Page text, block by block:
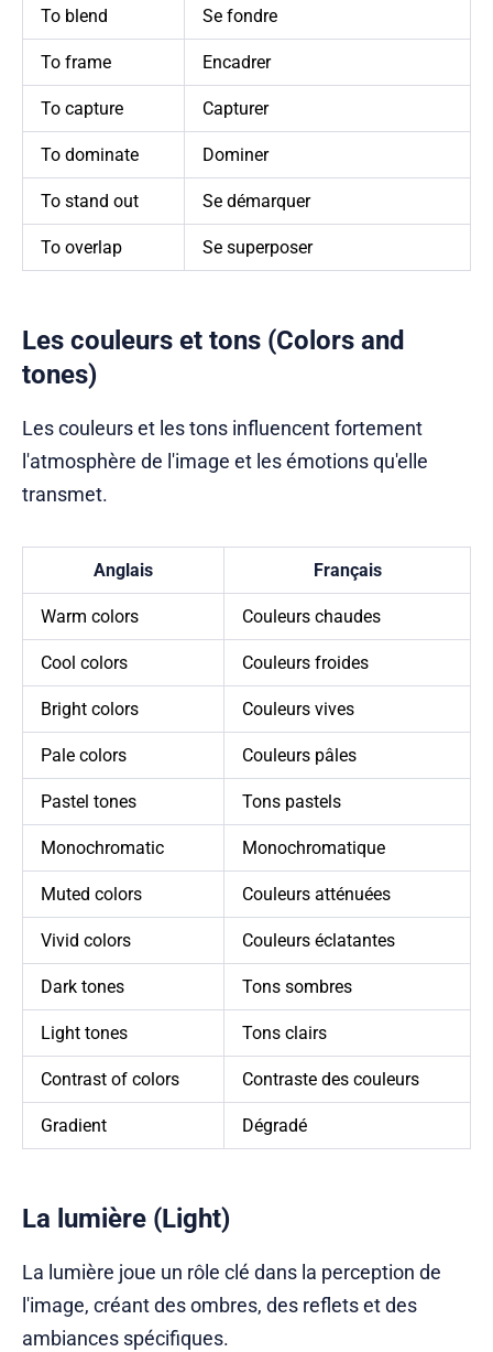
To blend Se fondre
To frame Encadrer
To capture Capturer
To dominate Dominer
To stand out Se démarquer
To overlap Se superposer
Les couleurs et tons (Colors and
tones)
Les couleurs et les tons influencent fortement
l'atmosphère de l'image et les émotions qu'elle
transmet.
Anglais Français
Warm colors Couleurs chaudes
Cool colors Couleurs froides
Bright colors Couleurs vives
Pale colors Couleurs pâles
Pastel tones Tons pastels
Monochromatic Monochromatique
Muted colors Couleurs atténuées
Vivid colors Couleurs éclatantes
Dark tones Tons sombres
Light tones Tons clairs
Contrast of colors Contraste des couleurs
Gradient Dégradé
La lumière (Light)
La lumière joue un rôle clé dans la perception de
l'image, créant des ombres, des reflets et des
ambiances spécifiques.